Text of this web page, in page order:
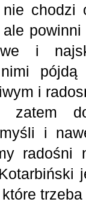
nie
i
pójdą
i
zatem
i
radośni